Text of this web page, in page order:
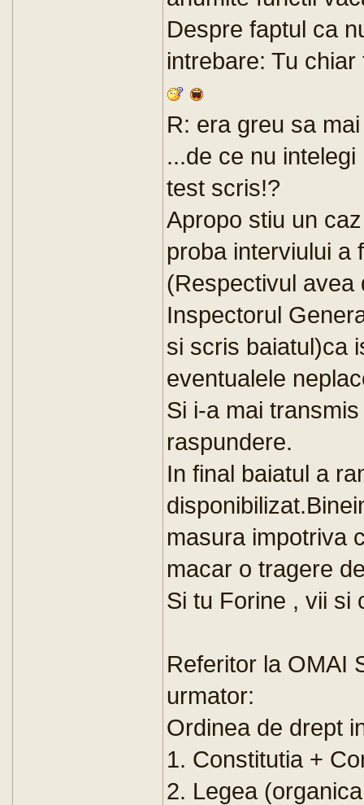
Despre faptul ca
intrebare: Tu
R: era greu sa
...de ce nu
test scris!?
Apropo stiu un
proba interviului a
(Respectivul avea
Inspectorul
si scris baiatul)ca
eventualele
Si i-a mai
raspundere.
In final baiatul a
masura impotriva
macar o tragere
Si tu Forine , vii si
Referitor la OMAI
urmator:
Ordinea de drept
1. Constitutia +
2. Legea